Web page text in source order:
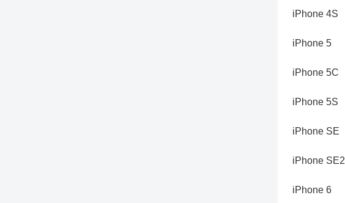
iPhone 4S
iPhone 5
iPhone 5C
iPhone 5S
iPhone SE
iPhone SE2
iPhone 6